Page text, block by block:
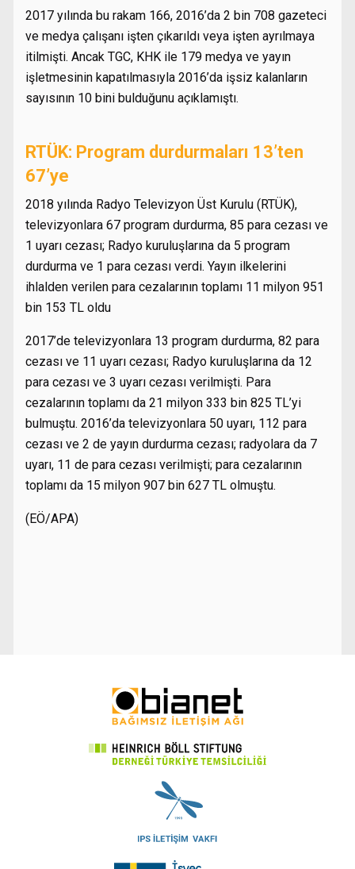
2017 yılında bu rakam 166, 2016’da 2 bin 708 gazeteci
ve medya çalışanı işten çıkarıldı veya işten ayrılmaya
itilmişti. Ancak TGC, KHK ile 179 medya ve yayın
işletmesinin kapatılmasıyla 2016’da işsiz kalanların
sayısının 10 bini bulduğunu açıklamıştı.
RTÜK: Program durdurmaları 13’ten
67’ye
2018 yılında Radyo Televizyon Üst Kurulu (RTÜK),
televizyonlara 67 program durdurma, 85 para cezası ve
1 uyarı cezası; Radyo kuruluşlarına da 5 program
durdurma ve 1 para cezası verdi. Yayın ilkelerini
ihlalden verilen para cezalarının toplamı 11 milyon 951
bin 153 TL oldu
2017’de televizyonlara 13 program durdurma, 82 para
cezası ve 11 uyarı cezası; Radyo kuruluşlarına da 12
para cezası ve 3 uyarı cezası verilmişti. Para
cezalarının toplamı da 21 milyon 333 bin 825 TL’yi
bulmuştu. 2016’da televizyonlara 50 uyarı, 112 para
cezası ve 2 de yayın durdurma cezası; radyolara da 7
uyarı, 11 de para cezası verilmişti; para cezalarının
toplamı da 15 milyon 907 bin 627 TL olmuştu.
(EÖ/APA)